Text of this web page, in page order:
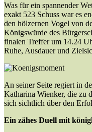
Was für ein spannender
exakt 523 Schuss war es
den hölzernen Vogel von
Königswürde des
finalen Treffer um 14.24
Ruhe, Ausdauer und
An seiner Seite regiert in
Katharina Wienker, die zu
sich sichtlich über den
Ein zähes Duell mit